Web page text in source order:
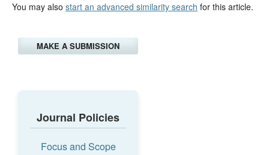
You may also start an advanced similarity search for this article.
MAKE A SUBMISSION
Journal Policies
Focus and Scope